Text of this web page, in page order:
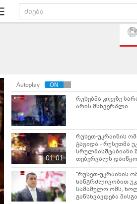
Autoplay
რუსებმა კიევზე
არის მსხვერპლი
01:01
რუსეთ-უკრაინის
გავიდა - რუსეთმა
სრულმასშტაბიანი
თებერვალს დაიწყო
"რუსეთ-უკრაინის
ხანგრძლივობით
სამამულო ომს,
განსხვავდება